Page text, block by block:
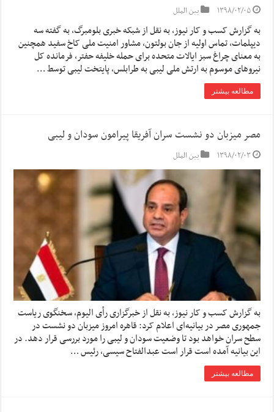
۱۳۹۸/۰۲/۰۵ بین الملل
به گزارش کسب و کار نیوز، به نقل از شبکه خبری بلومبرگ، به گفته سه
دیپلمات، تماس اولیه از جان بولتون، مشاور امنیت ملی کاخ سفید همچنین
به معنای چراغ سبز ایالات متحده برای حمله خلیفه حفتر، فرمانده کل
نیروهای موسوم به ارتش ملی لیبی به طرابلس، پایتخت لیبی توسط …
مطالعه بیشتر
مصر میزبان دو نشست سران آفریقا پیرامون سودان و لیبی
۱۳۹۸/۰۲/۰۳ بین الملل
به گزارش کسب و کار نیوز، به نقل از خبرگزاری رأی الیوم، سخنگوی ریاست
جمهوری مصر در بیانیه‌ای اعلام کرد: قاهره امروز میزبان دو نشست در
سطح سران خواهد بود تا وضعیت سودان و لیبی را مورد بررسی قرار دهد. در
این بیانیه آمده است قرار است عبدالفتاح سیسی، رئیس …
مطالعه بیشتر